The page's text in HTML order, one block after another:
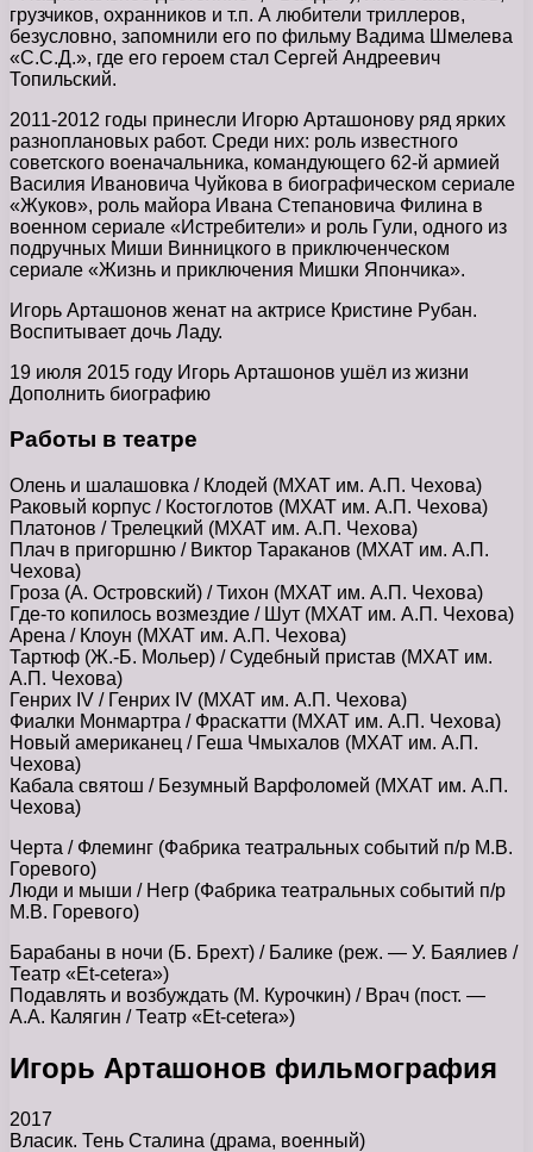
грузчиков, охранников и т.п. А любители триллеров,
безусловно, запомнили его по фильму Вадима Шмелева
«С.С.Д.», где его героем стал Сергей Андреевич
Топильский.
2011-2012 годы принесли Игорю Арташонову ряд ярких
разноплановых работ. Среди них: роль известного
советского военачальника, командующего 62-й армией
Василия Ивановича Чуйкова в биографическом сериале
«Жуков», роль майора Ивана Степановича Филина в
военном сериале «Истребители» и роль Гули, одного из
подручных Миши Винницкого в приключенческом
сериале «Жизнь и приключения Мишки Япончика».
Игорь Арташонов женат на актрисе Кристине Рубан.
Воспитывает дочь Ладу.
19 июля 2015 году Игорь Арташонов ушёл из жизни
Дополнить биографию
Работы в театре
Олень и шалашовка / Клодей (МХАТ им. А.П. Чехова)
Раковый корпус / Костоглотов (МХАТ им. А.П. Чехова)
Платонов / Трелецкий (МХАТ им. А.П. Чехова)
Плач в пригоршню / Виктор Тараканов (МХАТ им. А.П.
Чехова)
Гроза (А. Островский) / Тихон (МХАТ им. А.П. Чехова)
Где-то копилось возмездие / Шут (МХАТ им. А.П. Чехова)
Арена / Клоун (МХАТ им. А.П. Чехова)
Тартюф (Ж.-Б. Мольер) / Судебный пристав (МХАТ им.
А.П. Чехова)
Генрих IV / Генрих IV (МХАТ им. А.П. Чехова)
Фиалки Монмартра / Фраскатти (МХАТ им. А.П. Чехова)
Новый американец / Геша Чмыхалов (МХАТ им. А.П.
Чехова)
Кабала святош / Безумный Варфоломей (МХАТ им. А.П.
Чехова)
Черта / Флеминг (Фабрика театральных событий п/р М.В.
Горевого)
Люди и мыши / Негр (Фабрика театральных событий п/р
М.В. Горевого)
Барабаны в ночи (Б. Брехт) / Балике (реж. — У. Баялиев /
Театр «Et-cetera»)
Подавлять и возбуждать (М. Курочкин) / Врач (пост. —
А.А. Калягин / Театр «Et-cetera»)
Игорь Арташонов фильмография
2017
Власик. Тень Сталина (драма, военный)